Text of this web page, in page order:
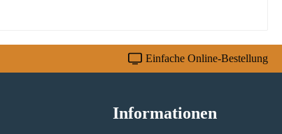
Einfache Online-Bestellung
Informationen